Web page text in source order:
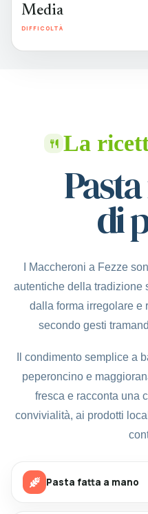
Media
DIFFICOLTÀ
La
di
I Maccheroni a Fezze
autentiche della tradizione
dalla forma irregolare e
secondo gesti
Il condimento semplice a
peperoncino e
fresca e racconta una
convivialità, ai prodotti
Pasta fatta a mano